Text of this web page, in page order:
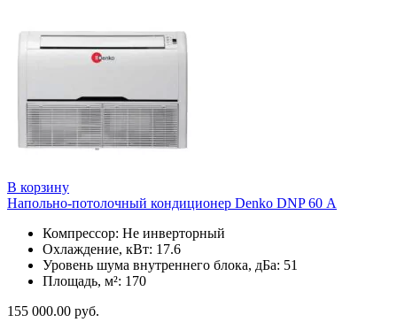
В корзину
Напольно-потолочный кондиционер Denko DNP 60 А
Компрессор: Не инверторный
Охлаждение, кВт: 17.6
Уровень шума внутреннего блока, дБа: 51
Площадь, м²: 170
155 000.00 руб.